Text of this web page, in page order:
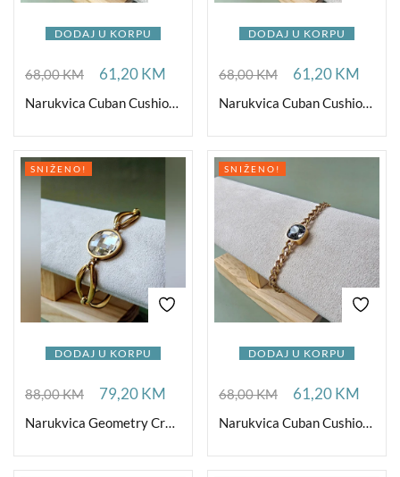
DODAJ U KORPU
68,00KM 61,20KM
Narukvica Cuban Cushion Bermuda Blue G
DODAJ U KORPU
68,00KM 61,20KM
Narukvica Cuban Cushion Crystal G
DODAJ U KORPU
SNIŽENO!
88,00KM 79,20KM
Narukvica Geometry Crystal Gold
DODAJ U KORPU
SNIŽENO!
68,00KM 61,20KM
Narukvica Cuban Cushion Silver Night G